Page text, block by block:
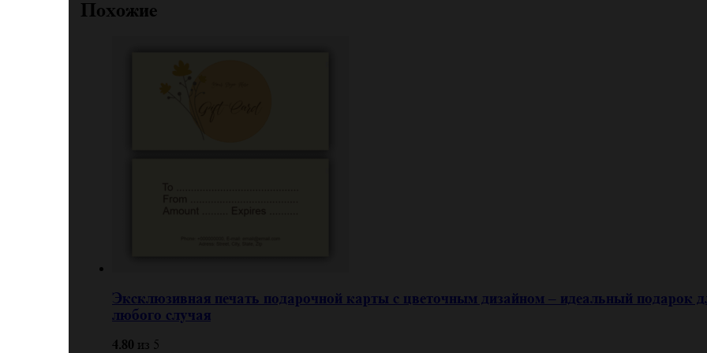
Похожие
Эксклюзивная печать подарочной карты с цветочным дизайном – идеальный подарок
любого случая
4.80 из 5